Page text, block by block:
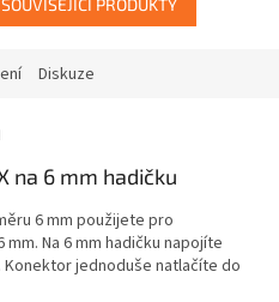
Diskuze
na 6 mm hadičku
6 mm použijete pro
Na 6 mm hadičku napojíte
jednoduše natlačíte do